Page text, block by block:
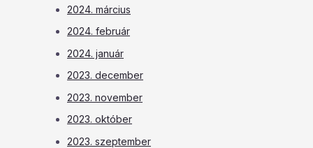
2024. március
2024. február
2024. január
2023. december
2023. november
2023. október
2023. szeptember